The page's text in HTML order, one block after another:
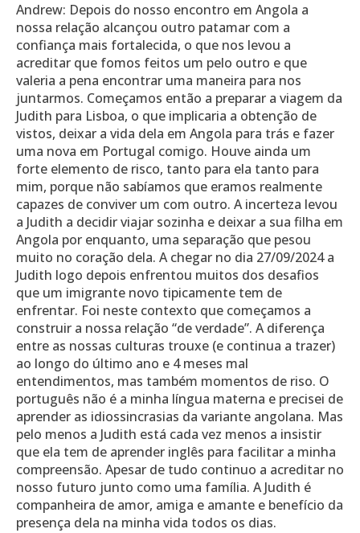
Andrew: Depois do nosso encontro em Angola a
nossa relação alcançou outro patamar com a
confiança mais fortalecida, o que nos levou a
acreditar que fomos feitos um pelo outro e que
valeria a pena encontrar uma maneira para nos
juntarmos. Começamos então a preparar a viagem da
Judith para Lisboa, o que implicaria a obtenção de
vistos, deixar a vida dela em Angola para trás e fazer
uma nova em Portugal comigo. Houve ainda um
forte elemento de risco, tanto para ela tanto para
mim, porque não sabíamos que eramos realmente
capazes de conviver um com outro. A incerteza levou
a Judith a decidir viajar sozinha e deixar a sua filha em
Angola por enquanto, uma separação que pesou
muito no coração dela. A chegar no dia 27/09/2024 a
Judith logo depois enfrentou muitos dos desafios
que um imigrante novo tipicamente tem de
enfrentar. Foi neste contexto que começamos a
construir a nossa relação “de verdade”. A diferença
entre as nossas culturas trouxe (e continua a trazer)
ao longo do último ano e 4 meses mal
entendimentos, mas também momentos de riso. O
português não é a minha língua materna e precisei de
aprender as idiossincrasias da variante angolana. Mas
pelo menos a Judith está cada vez menos a insistir
que ela tem de aprender inglês para facilitar a minha
compreensão. Apesar de tudo continuo a acreditar no
nosso futuro junto como uma família. A Judith é
companheira de amor, amiga e amante e benefício da
presença dela na minha vida todos os dias.